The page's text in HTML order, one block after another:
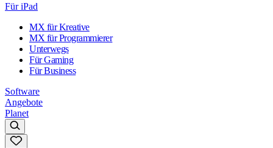
Für iPad
MX für Kreative
MX für Programmierer
Unterwegs
Für Gaming
Für Business
Software
Angebote
Planet